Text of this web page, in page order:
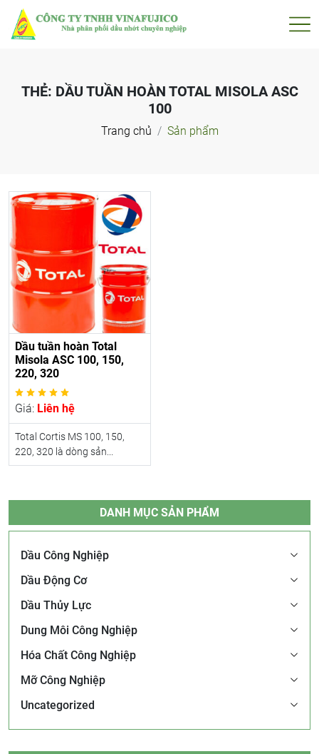
THẺ: DẦU TUẦN HOÀN TOTAL MISOLA ASC
100
Trang chủ Sản phẩm
Dầu tuần hoàn Total
Misola ASC 100, 150,
220, 320
Giá: Liên hệ
Total Cortis MS 100, 150,
220, 320 là dòng sản...
DANH MỤC SẢN PHẨM
Dầu Công Nghiệp
Dầu Động Cơ
Dầu Thủy Lực
Dung Môi Công Nghiệp
Hóa Chất Công Nghiệp
Mỡ Công Nghiệp
Uncategorized